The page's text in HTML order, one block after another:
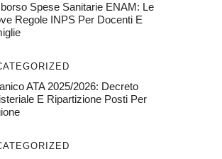
Spese Sanitarie ENAM: Le
Regole INPS Per Docenti E
ATA 2025/2026: Decreto
E Ripartizione Posti Per